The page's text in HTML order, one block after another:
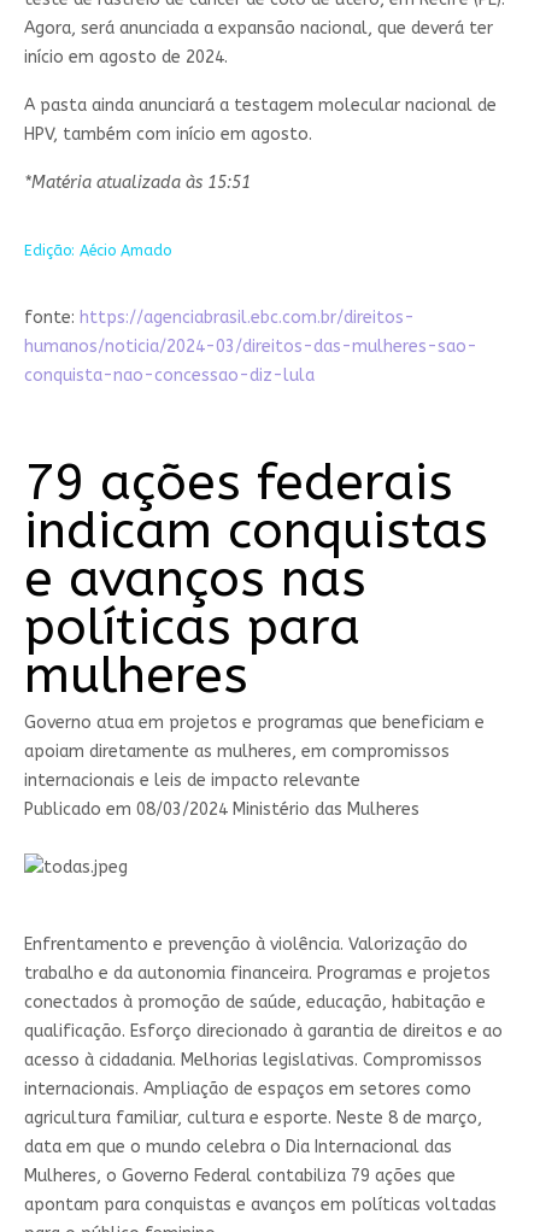
Agora, será anunciada a expansão nacional, que deverá ter
início em agosto de 2024.
A pasta ainda anunciará a testagem molecular nacional de
HPV, também com início em agosto.
*Matéria atualizada às 15:51
Edição: Aécio Amado
fonte: https://agenciabrasil.ebc.com.br/direitos-
humanos/noticia/2024-03/direitos-das-mulheres-sao-
conquista-nao-concessao-diz-lula
79 ações federais
indicam conquistas
e avanços nas
políticas para
mulheres
Governo atua em projetos e programas que beneficiam e
apoiam diretamente as mulheres, em compromissos
internacionais e leis de impacto relevante
Publicado em 08/03/2024 Ministério das Mulheres
Enfrentamento e prevenção à violência. Valorização do
trabalho e da autonomia financeira. Programas e projetos
conectados à promoção de saúde, educação, habitação e
qualificação. Esforço direcionado à garantia de direitos e ao
acesso à cidadania. Melhorias legislativas. Compromissos
internacionais. Ampliação de espaços em setores como
agricultura familiar, cultura e esporte. Neste 8 de março,
data em que o mundo celebra o Dia Internacional das
Mulheres, o Governo Federal contabiliza 79 ações que
apontam para conquistas e avanços em políticas voltadas